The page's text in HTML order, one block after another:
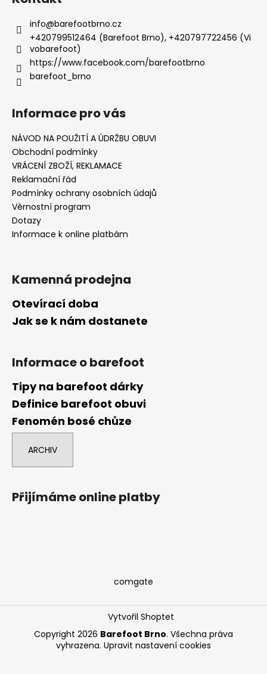
info@barefootbrno.cz
+420799512464 (Barefoot Brno), +420797722456 (Vi
vobarefoot)
https://www.facebook.com/barefootbrno
barefoot_brno
Informace pro vás
NÁVOD NA POUŽITÍ A ÚDRŽBU OBUVI
Obchodní podmínky
VRÁCENÍ ZBOŽÍ, REKLAMACE
Reklamační řád
Podmínky ochrany osobních údajů
Věrnostní program
Dotazy
Informace k online platbám
Kamenná prodejna
Otevírací doba
Jak se k nám dostanete
Informace o barefoot
Tipy na barefoot dárky
Definice barefoot obuvi
Fenomén bosé chůze
ARCHIV
Přijímáme online platby
comgate
Vytvořil Shoptet
Copyright 2026 Barefoot Brno. Všechna práva
vyhrazena. Upravit nastavení cookies